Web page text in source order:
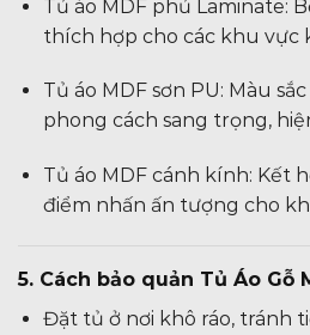
Tủ áo MDF phủ Laminate:
thích hợp cho các khu vực
Tủ áo MDF sơn PU: Màu
phong cách sang trọng,
Tủ áo MDF cánh kính: Kết
điểm nhấn ấn tượng cho
5. Cách bảo quản Tủ Áo Gỗ
Đặt tủ ở nơi khô ráo, tránh